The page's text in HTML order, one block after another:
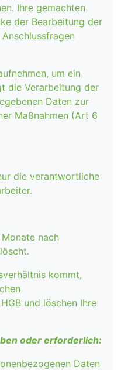
Ihre gemachten
der Bearbeitung der
um ein
die Verarbeitung der
Daten zur
Maßnahmen (Art 6
die verantwortliche
nach
kommt,
und löschen Ihre
oder erforderlich:
Daten